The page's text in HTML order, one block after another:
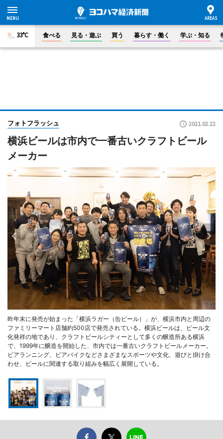
33°C 食べる 見る・遊ぶ 買う 暮らす・働く 学ぶ・知る
フォトフラッシュ 2021.02.22
横浜ビールは市内で一番古いクラフトビール
メーカー
昨年末に発売が始まった「横浜ラガー（缶ビール）」が、横浜市内と周辺の
ファミリーマート店舗約500店で発売されている。横浜ビールは、ビール文
化発祥の地であり、クラフトビールシティーとして多くの醸造所ある横浜
で、1999年に醸造を開始した、市内では一番古いクラフトビールメーカー。
ビアランニング、ビアバイクなどさまざまなスポーツや文化、遊びと掛け合
わせ、ビールに関連する取り組みを幅広く展開している。